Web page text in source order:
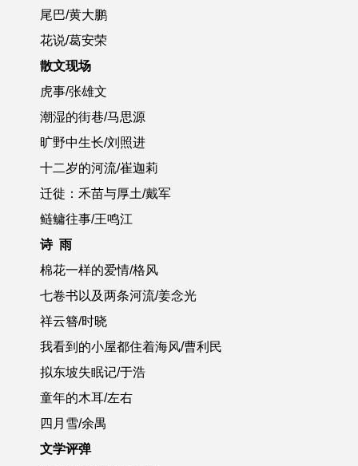
尾巴/黄大鹏
花说/葛安荣
散文现场
虎事/张雄文
潮湿的街巷/马思源
旷野中生长/刘照进
十二岁的河流/崔迦莉
迁徙：禾苗与厚土/戴军
鲢鳙往事/王鸣江
诗 雨
棉花一样的爱情/格风
七卷书以及两条河流/姜念光
祥云簪/时晓
我看到的小屋都住着海风/曹利民
拟东坡失眠记/于浩
童年的木耳/左右
四月雪/余禺
文学评弹